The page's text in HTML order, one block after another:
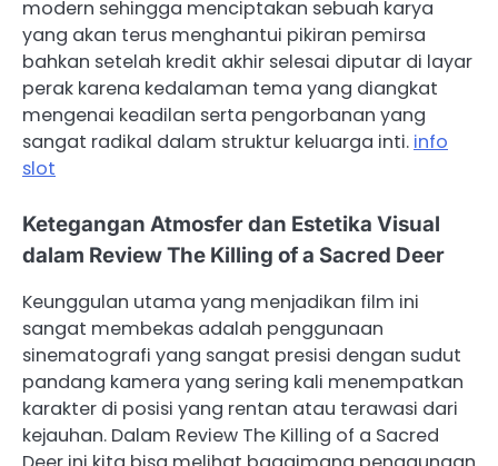
modern sehingga menciptakan sebuah karya
yang akan terus menghantui pikiran pemirsa
bahkan setelah kredit akhir selesai diputar di layar
perak karena kedalaman tema yang diangkat
mengenai keadilan serta pengorbanan yang
sangat radikal dalam struktur keluarga inti. info
slot
Ketegangan Atmosfer dan Estetika Visual
dalam Review The Killing of a Sacred Deer
Keunggulan utama yang menjadikan film ini
sangat membekas adalah penggunaan
sinematografi yang sangat presisi dengan sudut
pandang kamera yang sering kali menempatkan
karakter di posisi yang rentan atau terawasi dari
kejauhan. Dalam Review The Killing of a Sacred